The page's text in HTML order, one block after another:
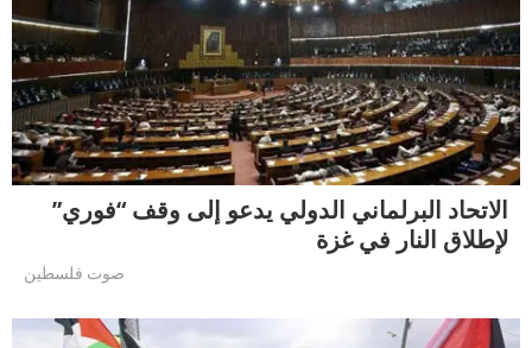
الاتحاد البرلماني الدولي يدعو إلى وقف “فوري”
لإطلاق النار في غزة
صوت فلسطين